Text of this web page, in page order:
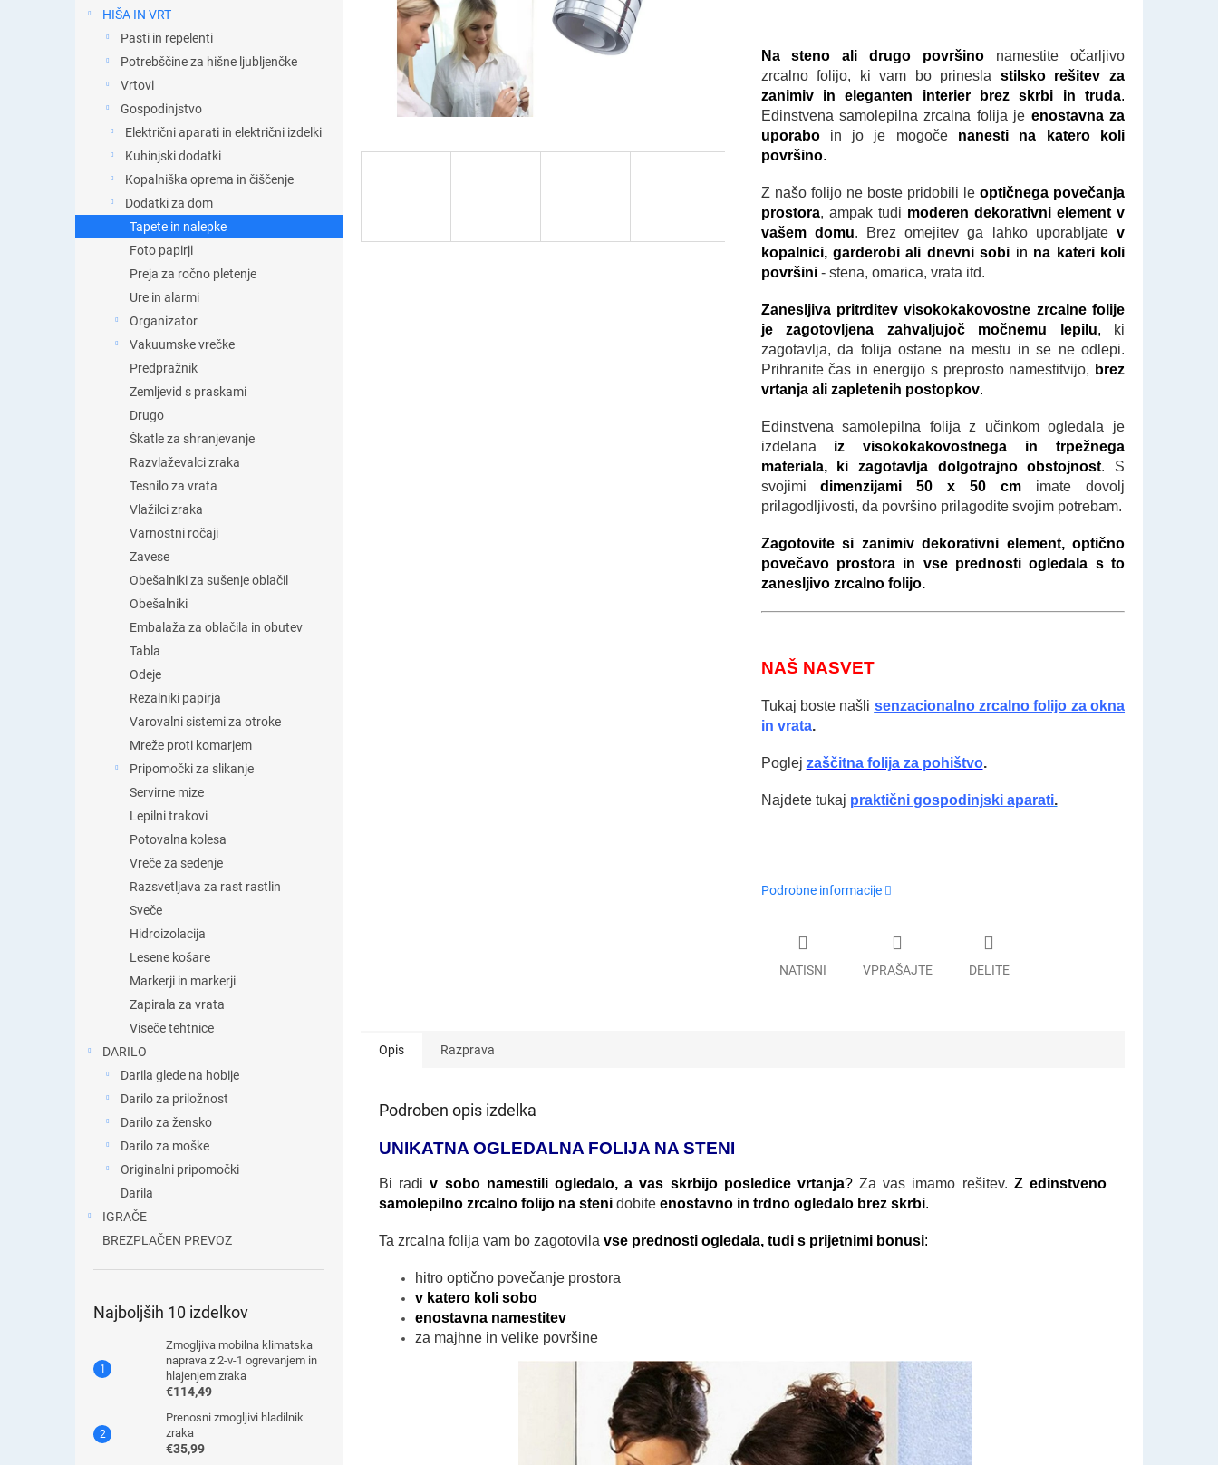
HIŠA IN VRT
Pasti in repelenti
Potrebščine za hišne ljubljenčke
Vrtovi
Gospodinjstvo
Električni aparati in električni izdelki
Kuhinjski dodatki
Kopalniška oprema in čiščenje
Dodatki za dom
Tapete in nalepke
Foto papirji
Preja za ročno pletenje
Ure in alarmi
Organizator
Vakuumske vrečke
Predpražnik
Zemljevid s praskami
Drugo
Škatle za shranjevanje
Razvlaževalci zraka
Tesnilo za vrata
Vlažilci zraka
Varnostni ročaji
Zavese
Obešalniki za sušenje oblačil
Obešalniki
Embalaža za oblačila in obutev
Tabla
Odeje
Rezalniki papirja
Varovalni sistemi za otroke
Mreže proti komarjem
Pripomočki za slikanje
Servirne mize
Lepilni trakovi
Potovalna kolesa
Vreče za sedenje
Razsvetljava za rast rastlin
Sveče
Hidroizolacija
Lesene košare
Markerji in markerji
Zapirala za vrata
Viseče tehtnice
DARILO
Darila glede na hobije
Darilo za priložnost
Darilo za žensko
Darilo za moške
Originalni pripomočki
Darila
IGRAČE
BREZPLAČEN PREVOZ
Najboljših 10 izdelkov
Zmogljiva mobilna klimatska
naprava z 2-v-1 ogrevanjem in
hlajenjem zraka
€114,49
Prenosni zmogljivi hladilnik
zraka
€35,99
Na steno ali drugo površino namestite očarljivo
zrcalno folijo, ki vam bo prinesla stilsko rešitev za
zanimiv in eleganten interier brez skrbi in truda.
Edinstvena samolepilna zrcalna folija je enostavna za
uporabo in jo je mogoče nanesti na katero koli
površino.
Z našo folijo ne boste pridobili le optičnega povečanja
prostora, ampak tudi moderen dekorativni element v
vašem domu. Brez omejitev ga lahko uporabljatev
kopalnici, garderobi ali dnevni sobi in na kateri koli
površini - stena, omarica, vrata itd.
Zanesljiva pritrditev visokokakovostne zrcalne folije
je zagotovljena zahvaljujoč močnemu lepilu,
ki
zagotavlja, da folija ostane na mestu in se ne odlepi.
Prihranite čas in energijo s preprosto namestitvijo, brez
vrtanja ali zapletenih postopkov.
Edinstvena samolepilna folija z učinkom ogledala je
izdelana iz visokokakovostnega in trpežnega
materiala, ki zagotavlja dolgotrajno obstojnost. S
svojimidimenzijami 50 x 50 cm imate dovolj
prilagodljivosti, da površino prilagodite svojim potrebam.
Zagotovite si zanimiv dekorativni element, optično
povečavo prostora in vse prednosti ogledala s to
zanesljivo zrcalno folijo.
NAŠ NASVET
Tukaj boste našli senzacionalno zrcalno folijo za okna
in vrata.
Poglej zaščitna folija za pohištvo.
Najdete tukaj praktični gospodinjski aparati.
Podrobne informacije
NATISNI VPRAŠAJTE DELITE
Opis Razprava
Podroben opis izdelka
UNIKATNA OGLEDALNA FOLIJA NA STENI
Bi radiv sobo namestili ogledalo, a vas skrbijo posledice vrtanja?Za vas imamo rešitev. Z edinstveno
samolepilno zrcalno folijo na steni dobite enostavno in trdno ogledalo brez skrbi.
Ta zrcalna folija vam bo zagotovila vse prednosti ogledala, tudi s prijetnimi bonusi:
hitro optično povečanje prostora
v katero koli sobo
enostavna namestitev
za majhne in velike površine